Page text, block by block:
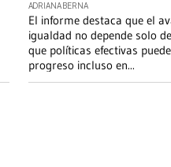
ADRIANA BERNA
El informe destaca que el
igualdad no depende solo
que políticas efectivas
progreso incluso en...